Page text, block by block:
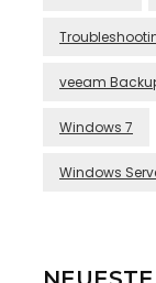
veeam
Windows 7
Windows